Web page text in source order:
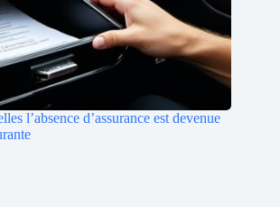
l’absence d’assurance est devenue